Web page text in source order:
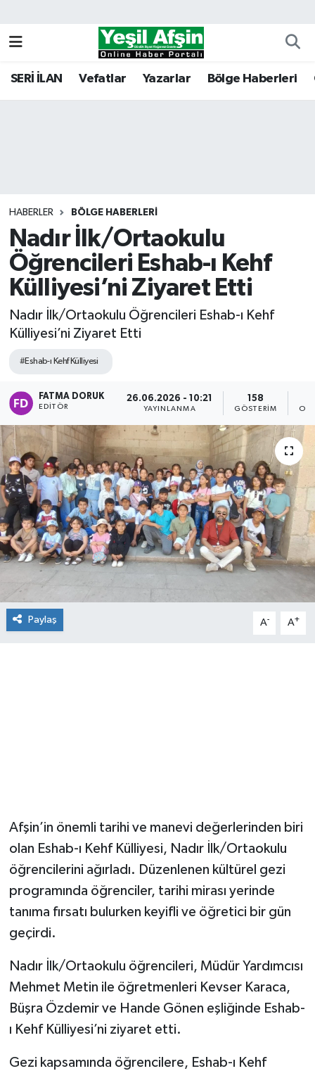
SERİ İLAN Vefatlar Yazarlar Bölge Haberleri
HABERLER BÖLGE HABERLERI
Nadır İlk/Ortaokulu
Öğrencileri Eshab-ı Kehf
Külliyesi’ni Ziyaret Etti
Nadır İlk/Ortaokulu Öğrencileri Eshab-ı Kehf
Külliyesi’ni Ziyaret Etti
#Eshab-ı Kehf Külliyesi
FATMA DORUK
EDITÖR
26.06.2026 - 10:21
YAYINLANMA
158
GÖSTERIM
Paylaş A- A+
Afşin’in önemli tarihi ve manevi değerlerinden biri
olan Eshab-ı Kehf Külliyesi, Nadır İlk/Ortaokulu
öğrencilerini ağırladı. Düzenlenen kültürel gezi
programında öğrenciler, tarihi mirası yerinde
tanıma fırsatı bulurken keyifli ve öğretici bir gün
geçirdi.
Nadır İlk/Ortaokulu öğrencileri, Müdür Yardımcısı
Mehmet Metin ile öğretmenleri Kevser Karaca,
Büşra Özdemir ve Hande Gönen eşliğinde Eshab-
ı Kehf Külliyesi’ni ziyaret etti.
Gezi kapsamında öğrencilere, Eshab-ı Kehf
Kahramanmaraş Nöbetçi Eczaneler
Tüm Manşetler
Son Dakika Haberleri
Haber Arşivi